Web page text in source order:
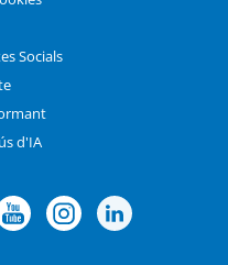
Socials
d'IA